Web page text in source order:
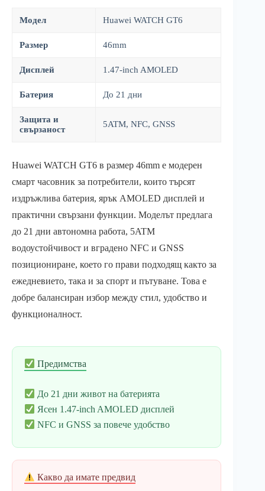
Модел Huawei WATCH GT6
Размер 46mm
Дисплей 1.47-inch AMOLED
Батерия До 21 дни
Защита и
свързаност
5ATM, NFC, GNSS
Huawei WATCH GT6 в размер 46mm е модерен
смарт часовник за потребители, които търсят
издръжлива батерия, ярък AMOLED дисплей и
практични свързани функции. Моделът предлага
до 21 дни автономна работа, 5ATM
водоустойчивост и вградено NFC и GNSS
позициониране, което го прави подходящ както за
ежедневието, така и за спорт и пътуване. Това е
добре балансиран избор между стил, удобство и
функционалност.
Предимства
До 21 дни живот на батерията
Ясен 1.47-inch AMOLED дисплей
NFC и GNSS за повече удобство
Какво да имате предвид